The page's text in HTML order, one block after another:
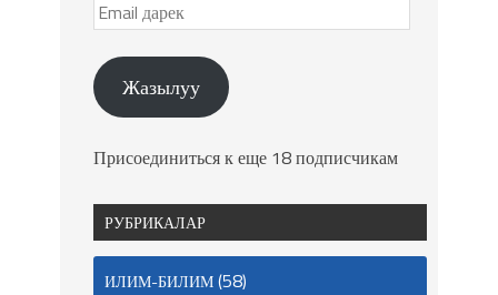
Жазылуу
Присоединиться к еще 18 подписчикам
РУБРИКАЛАР
ИЛИМ-БИЛИМ(58)